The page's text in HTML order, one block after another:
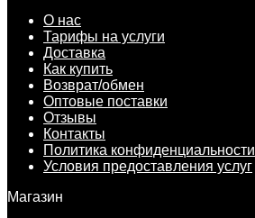
О нас
Тарифы на услуги
Доставка
Как купить
Возврат/обмен
Оптовые поставки
Отзывы
Контакты
Политика конфиденциальности
Условия предоставления услуг
Магазин